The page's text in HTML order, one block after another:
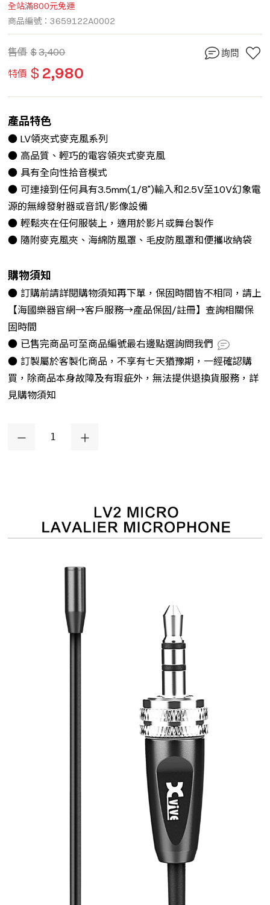
全站滿800元免運
商品編號：3659122A0002
售價 $3,400
特價 $2,980
詢問
產品特色
● LV領夾式麥克風系列
● 高品質、輕巧的電容領夾式麥克風
● 具有全向性拾音模式
● 可連接到任何具有3.5mm(1/8")輸入和2.5V至10V幻象電
源的無線發射器或音訊/影像設備
● 輕鬆夾在任何服裝上，適用於影片或舞台製作
● 隨附麥克風夾、海綿防風罩、毛皮防風罩和便攜收納袋
購物須知
● 訂購前請詳閱購物須知再下單，保固時間皆不相同，請上
【海國樂器官網→客戶服務→產品保固/註冊】查詢相關保
固時間
● 已售完商品可至商品編號最右邊點選詢問我們
● 訂製屬於客製化商品，不享有七天猶豫期，一經確認購
買，除商品本身故障及有瑕疵外，無法提供退換貨服務，詳
見購物須知